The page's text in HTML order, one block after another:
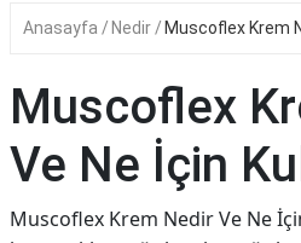
SAĞLIK
BLOG
FAYDALI
Anasayfa Nedir Muscoflex Krem
Muscoflex
Ve Ne İçin
Muscoflex Krem Nedir Ve Ne